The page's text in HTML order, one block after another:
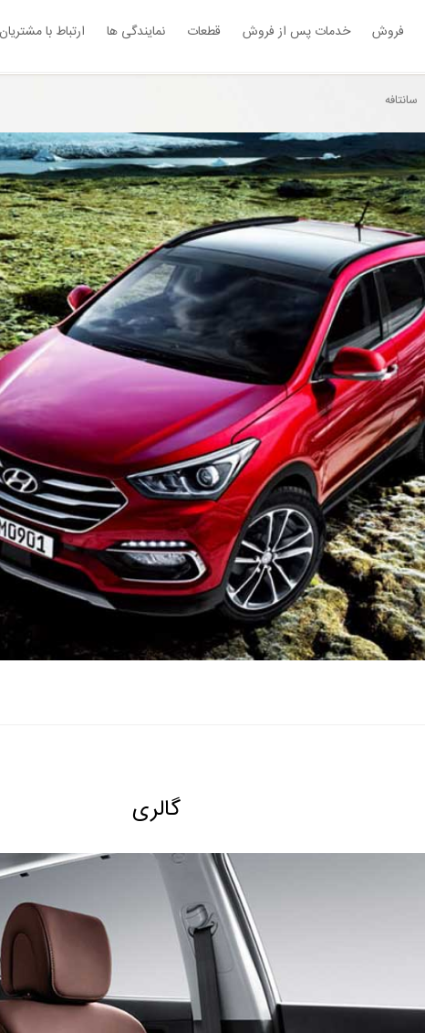
فروش خدمات پس از فروش قطعات نمایندگی ها ارتباط با مشتریان
سانتافه
گالری